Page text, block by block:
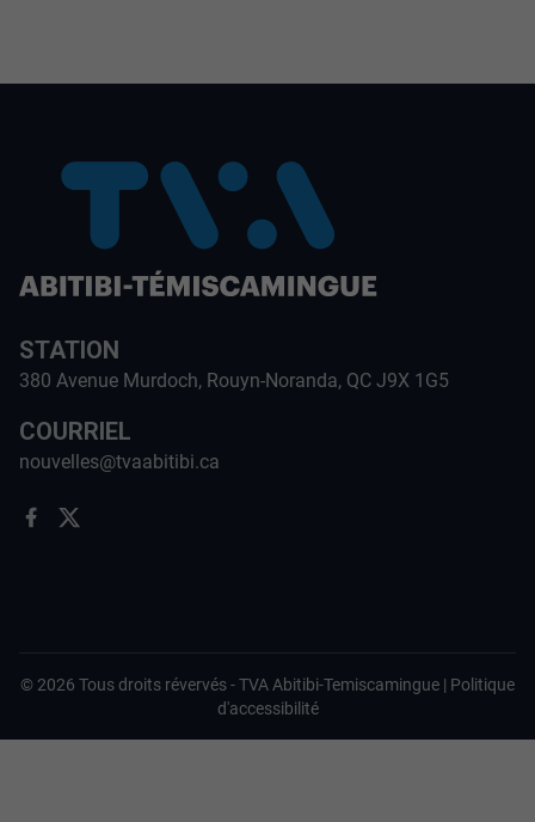
STATION
380 Avenue Murdoch, Rouyn-Noranda, QC J9X 1G5
COURRIEL
nouvelles@tvaabitibi.ca
© 2026 Tous droits révervés -TVA Abitibi-Temiscamingue | Politique
d'accessibilité